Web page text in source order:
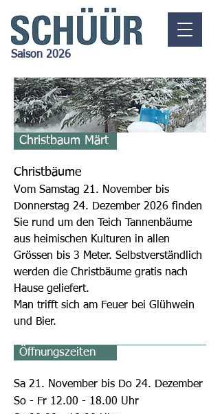
Saison 2026
Christbaum Märt
Christbäume
Vom Samstag 21. November bis
Donnerstag 24. Dezember 2026 finden
Sie rund um den Teich Tannenbäume
aus heimischen Kulturen in allen
Grössen bis 3 Meter. Selbstverständlich
werden die Christbäume gratis nach
Hause geliefert.
Man trifft sich am Feuer bei Glühwein
und Bier.
Öffnungszeiten
Sa 21. November bis Do 24. Dezember
So - Fr 12.00 - 18.00 Uhr